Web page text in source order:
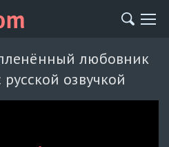
любовник
озвучкой